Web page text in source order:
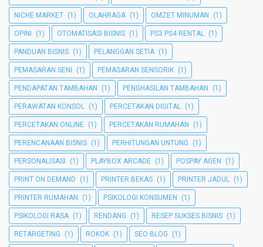
NICHE MARKET (1) OLAHRAGA (1) OMZET MINUMAN (1)
OPINI (1) OTOMATISASI BISNIS (1) PS3 PS4 RENTAL (1)
PANDUAN BISNIS (1) PELANGGAN SETIA (1)
PEMASARAN SENI (1) PEMASARAN SENSORIK (1)
PENDAPATAN TAMBAHAN (1) PENGHASILAN TAMBAHAN (1)
PERAWATAN KONSOL (1) PERCETAKAN DIGITAL (1)
PERCETAKAN ONLINE (1) PERCETAKAN RUMAHAN (1)
PERENCANAAN BISNIS (1) PERHITUNGAN UNTUNG (1)
PERSONALISASI (1) PLAYBOX ARCADE (1) POSPAY AGEN (1)
PRINT ON DEMAND (1) PRINTER BEKAS (1) PRINTER JADUL (1)
PRINTER RUMAHAN (1) PSIKOLOGI KONSUMEN (1)
PSIKOLOGI RASA (1) RENDANG (1) RESEP SUKSES BISNIS (1)
RETARGETING (1) ROKOK (1) SEO BLOG (1)